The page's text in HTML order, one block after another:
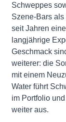
Schweppes
Szene-Bars
seit Jahren
langjährige
Geschmack
weiterer: die
mit einem
Water führt
im Portfolio
weiter aus.